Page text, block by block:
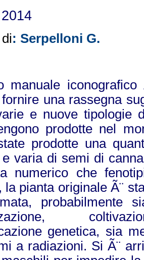
: Serpelloni G.
manuale
una rassegna
e nuove tipologie
prodotte nel
prodotte una
varia di semi di
numerico che
la pianta originale Ã¨
probabilmente
genetica, sia
a radiazioni. Si Ã¨